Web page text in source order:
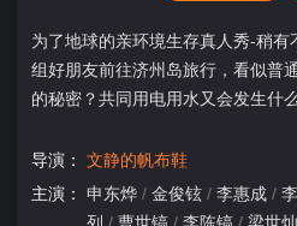
为了地球的亲环境生存真人秀-稍
组好朋友前往济州岛旅行，看似普
的秘密？共同用电用水又会发生什
导演： 文静的帆布鞋
主演： 申东烨 / 金俊铉 / 李惠成 /
列 / 曹世镐 / 李陈镐 / 梁世灿